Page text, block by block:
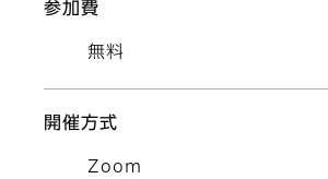
参加費
無料
開催方式
Zoom